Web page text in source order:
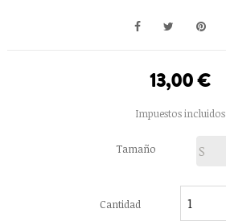
13,00 €
Impuestos incluidos
Tamaño
Cantidad